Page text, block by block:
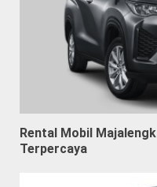
Rental Mobil
Terpercaya